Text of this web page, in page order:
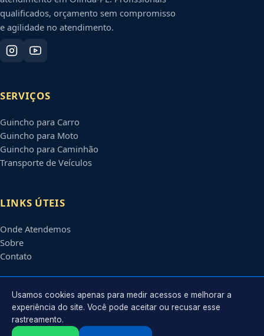
qualificados, orçamento sem compromisso
e agilidade no atendimento.
SERVIÇOS
Guincho para Carro
Guincho para Moto
Guincho para Caminhão
Transporte de Veículos
LINKS ÚTEIS
Onde Atendemos
Sobre
Contato
CONTATO
Atendimento em
Usamos cookies apenas para medir acessos e melhorar a
experiência do site. Você pode aceitar ou recusar esse
rastreamento.